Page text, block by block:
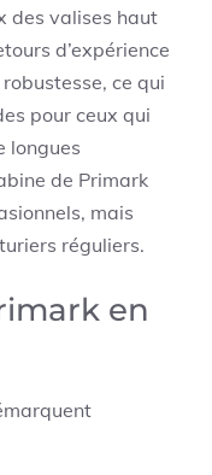
des valises haut
d’expérience
ce qui
pour ceux qui
longues
de Primark
mais
réguliers.
en